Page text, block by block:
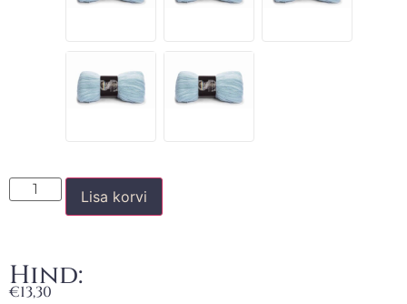
Lisa korvi
Hind:
€13,30